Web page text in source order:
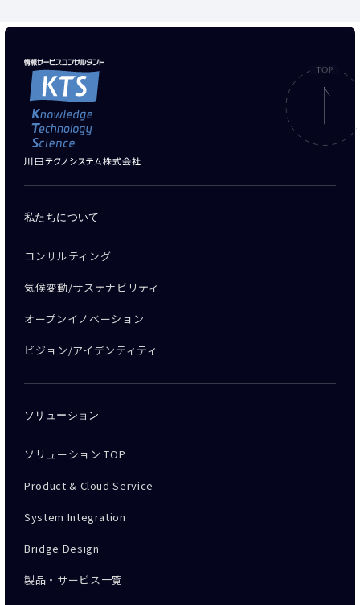
私たちについて
コンサルティング
気候変動/サステナビリティ
オープンイノベーション
ビジョン/アイデンティティ
ソリューション
ソリューション TOP
Product & Cloud Service
System Integration
Bridge Design
製品・サービス一覧